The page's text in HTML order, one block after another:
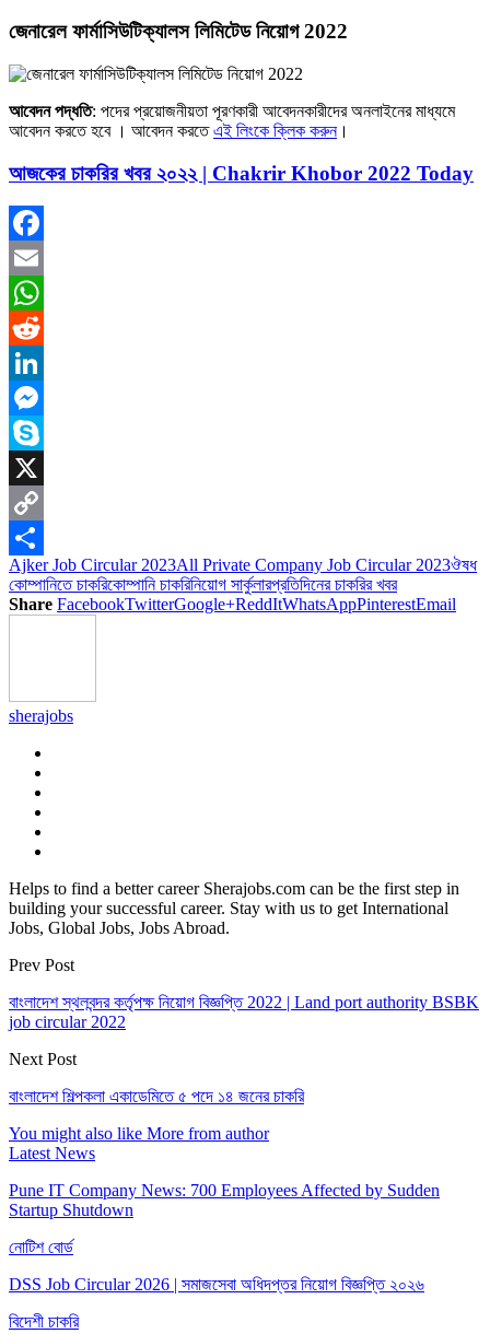
জেনারেল ফার্মাসিউটিক্যালস লিমিটেড নিয়োগ 2022
আবেদন পদ্ধতি: পদের প্রয়োজনীয়তা পূরণকারী আবেদনকারীদের অনলাইনের মাধ্যমে
আবেদন করতে হবে । আবেদন করতেএই লিংকে ক্লিক করুন।
আজকের চাকরির খবর ২০২২ | Chakrir Khobor 2022 Today
Facebook
Email
WhatsApp
Reddit
LinkedIn
Messenger
Skype
X
Copy
Link
Share
Ajker Job Circular 2023All Private Company Job Circular 2023ঔষধ
কোম্পানিতে চাকরিকোম্পানি চাকরিনিয়োগ সার্কুলারপ্রতিদিনের চাকরির খবর
Share FacebookTwitterGoogle+ReddItWhatsAppPinterestEmail
sherajobs
Helps to find a better career Sherajobs.com can be the first step in
building your successful career. Stay with us to get International
Jobs, Global Jobs, Jobs Abroad.
Prev Post
বাংলাদেশ স্থলবন্দর কর্তৃপক্ষ নিয়োগ বিজ্ঞপ্তি 2022 | Land port authority BSBK
job circular 2022
Next Post
বাংলাদেশ শিল্পকলা একাডেমিতে ৫ পদে ১৪ জনের চাকরি
You might also like More from author
Latest News
Pune IT Company News: 700 Employees Affected by Sudden
Startup Shutdown
নোটিশ বোর্ড
DSS Job Circular 2026 | সমাজসেবা অধিদপ্তর নিয়োগ বিজ্ঞপ্তি ২০২৬
বিদেশী চাকরি